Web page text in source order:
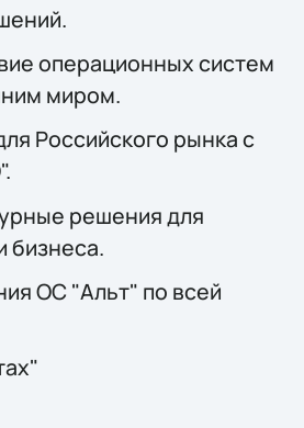
операционных систем
миром.
Российского рынка с
решения для
бизнеса.
ОС "Альт" по всей